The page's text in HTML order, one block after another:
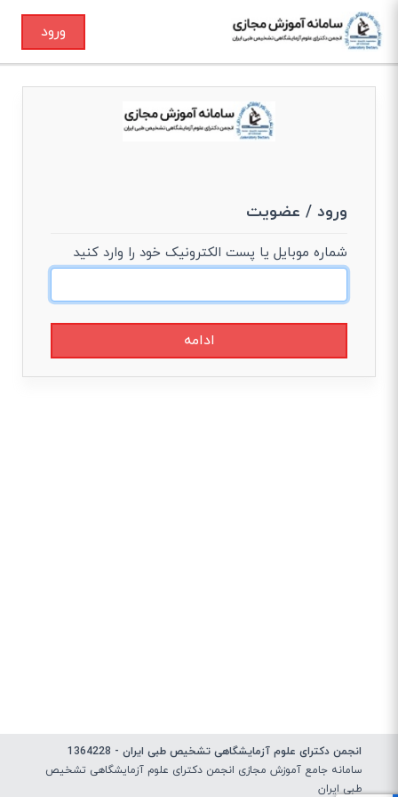
ورود
ورود / عضویت
شماره موبایل یا پست الکترونیک خود را وارد کنید
ادامه
انجمن دکترای علوم آزمایشگاهی تشخیص طبی ایران - 1364228
سامانه جامع آموزش مجازی انجمن دکترای علوم آزمایشگاهی تشخیص
طبی ایران